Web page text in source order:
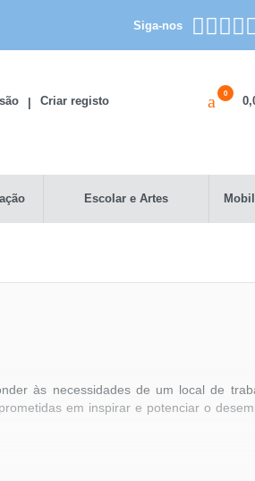
Siga-nos
Criar registo
0
Escolar e Artes
às necessidades de um local de
em inspirar e potenciar o